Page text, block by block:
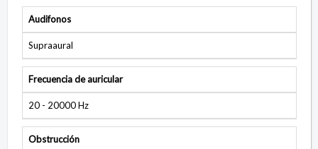
Audifonos
Supraaural
Frecuencia de auricular
20 - 20000 Hz
Obstrucción